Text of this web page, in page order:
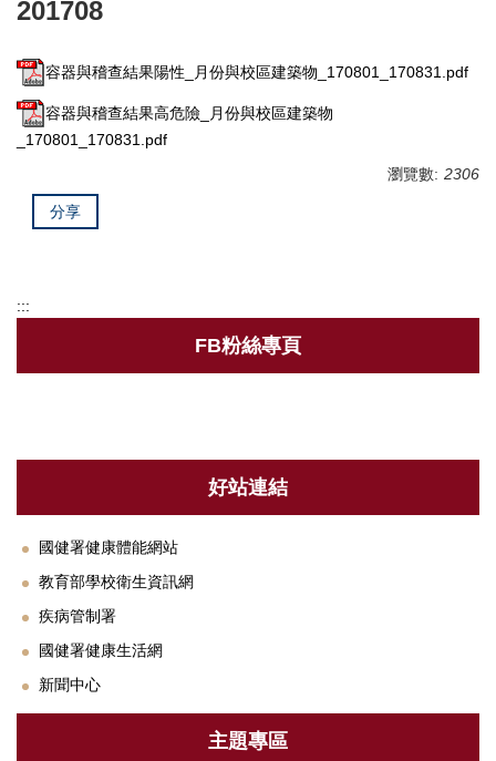
衛保組簡介
行事曆
新生體檢
健康促進
健康餐飲
單位設備及校園友善設施介紹
下載專區
聯絡我們
201708
容器與稽查結果陽性_月份與校區建築物_170801_170831.pdf
容器與稽查結果高危險_月份與校區建築物
_170801_170831.pdf
瀏覽數: 2306
分享
:::
FB粉絲專頁
好站連結
國健署健康體能網站
教育部學校衛生資訊網
疾病管制署
國健署健康生活網
新聞中心
主題專區